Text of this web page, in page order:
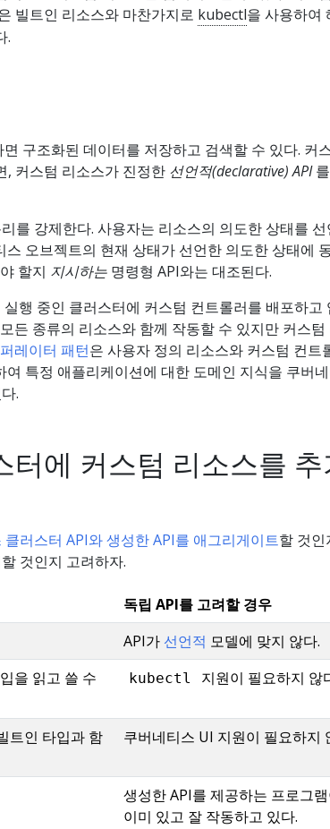
빌트인 리소스와 마찬가지로 kubectl을 사용하여
.
구조화된 데이터를 저장하고 검색할 수 있다. 커
, 커스텀 리소스가 진정한 선언적(declarative) API
를 강제한다. 사용자는 리소스의 의도한 상태를
오브젝트의 현재 상태가 선언한 의도한 상태에
할지 지시하는 명령형 API와는 대조된다.
행 중인 클러스터에 커스텀 컨트롤러를 배포하고
든 종류의 리소스와 함께 작동할 수 있지만 커스텀
레이터 패턴은 사용자 정의 리소스와 커스텀 컨트
특정 애플리케이션에 대한 도메인 지식을 쿠버
.
터에 커스텀 리소스를
클러스터 API와 생성한 API를 애그리게이트할 것인
것인지 고려하자.
독립 API를 고려할 경우
API가 선언적 모델에 맞지 않다.
을 읽고 쓸 수
kubectl 지원이 필요하지 않
트인 타입과 함
쿠버네티스 UI 지원이 필요하지
생성한 API를 제공하는 프로그
이미 있고 잘 작동하고 있다.